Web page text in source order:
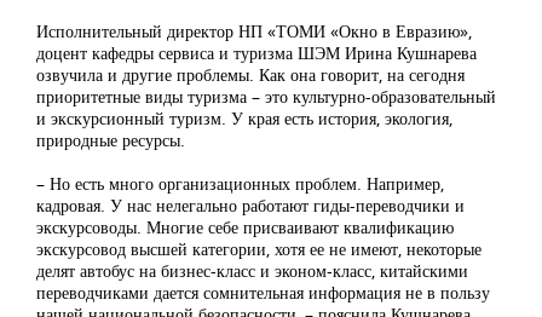
Исполнительный директор НП «ТОМИ «Окно в Евразию»,
доцент кафедры сервиса и туризма ШЭМ Ирина Кушнарева
озвучила и другие проблемы. Как она говорит, на сегодня
приоритетные виды туризма – это культурно-образовательный
и экскурсионный туризм. У края есть история, экология,
природные ресурсы.
– Но есть много организационных проблем. Например,
кадровая. У нас нелегально работают гиды-переводчики и
экскурсоводы. Многие себе присваивают квалификацию
экскурсовод высшей категории, хотя ее не имеют, некоторые
делят автобус на бизнес-класс и эконом-класс, китайскими
переводчиками дается сомнительная информация не в пользу